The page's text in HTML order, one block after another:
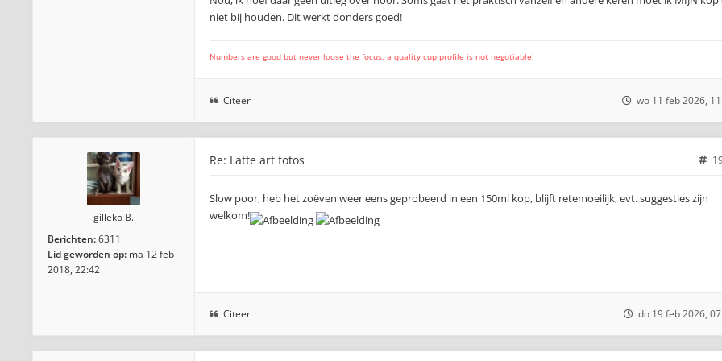
niet bij houden. Dit werkt donders goed!
Numbers are good but never loose the focus, a quality cup profile is not negotiable!
Citeer wo 11 feb 2026,
gilleko B.
Berichten:6311
Lid geworden op: ma 12 feb
2018, 22:42
Re: Latte art fotos
Slow poor, heb het zoëven weer eens geprobeerd in een 150ml kop, blijft retemoeilijk, evt. suggesties zijn
welkom!
Citeer do 19 feb 2026,